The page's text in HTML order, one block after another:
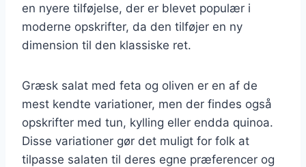
en nyere tilføjelse, der er blevet populær i
moderne opskrifter, da den tilføjer en ny
dimension til den klassiske ret.
Græsk salat med feta og oliven er en af de
mest kendte variationer, men der findes også
opskrifter med tun, kylling eller endda quinoa.
Disse variationer gør det muligt for folk at
tilpasse salaten til deres egne præferencer og